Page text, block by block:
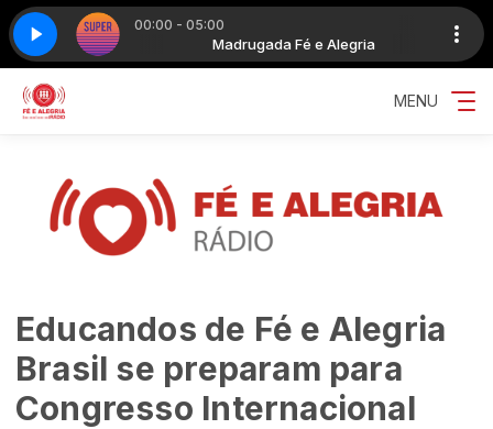
00:00 - 05:00
e Alegria Madrugada Fé e Alegria
Parte 1 Super tarde - Parte 1
MENU
Educandos de Fé e Alegria
Brasil se preparam para
Congresso Internacional